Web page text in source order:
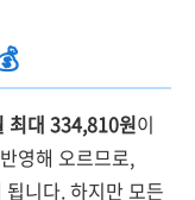
최대 334,810원이
영해 오르므로,
니다. 하지만 모든